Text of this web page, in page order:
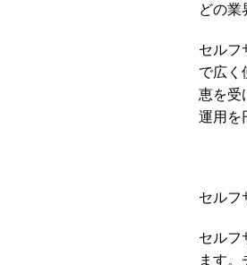
どの業
セルフ
で広く
恵を受
運用を
セルフ
セルフ
ます